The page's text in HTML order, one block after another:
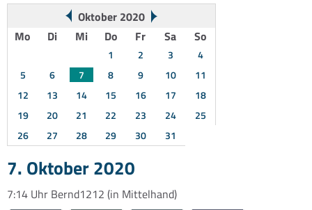
Oktober 2020
Mo
Di Mi Do Fr Sa So
1 2 3
4
5
6 7 8 9 10
11
12
13 14 15 16 17
18
19
20 21 22 23 24
25
26
27 28 29 30 31
7. Oktober 2020
7:14 Uhr Bernd1212 (in Mittelhand)